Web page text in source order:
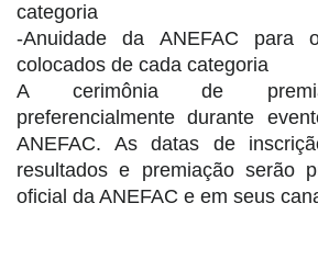
categoria
-Anuidade da ANEFAC para
colocados de cada categoria
A cerimônia de
preferencialmente durante
ANEFAC. As datas de
resultados e premiação serão
oficial da ANEFAC e em seus